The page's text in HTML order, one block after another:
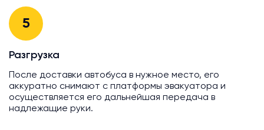
5
Разгрузка
После доставки автобуса в нужное место, его
аккуратно снимают с платформы эвакуатора и
осуществляется его дальнейшая передача в
надлежащие руки.